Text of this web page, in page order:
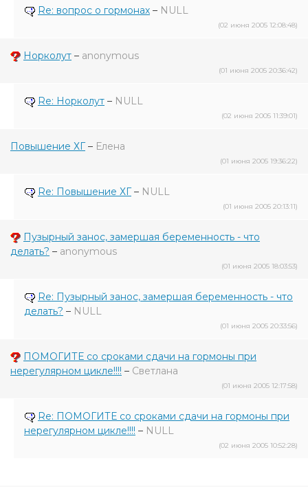
Re: вопрос о гормонах – NULL
(02 июня 2005 12:08:48)
Норколут – anonymous
(01 июня 2005 20:36:42)
Re: Норколут – NULL
(02 июня 2005 11:39:01)
Повышение ХГ– Елена
(01 июня 2005 19:36:22)
Re: Повышение ХГ– NULL
(01 июня 2005 20:13:11)
Пузырный занос, замершая беременность - что
делать? – anonymous
(01 июня 2005 18:03:53)
Re: Пузырный занос, замершая беременность - что
делать? – NULL
(01 июня 2005 20:33:56)
ПОМОГИТЕ со сроками сдачи на гормоны при
нерегулярном цикле!!!! – Светлана
(01 июня 2005 12:17:58)
Re: ПОМОГИТЕ со сроками сдачи на гормоны при
нерегулярном цикле!!!! – NULL
(02 июня 2005 10:52:28)